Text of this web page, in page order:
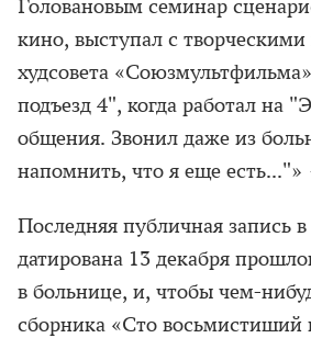
Головановым семинар
кино, выступал с
худсовета
подъезд 4", когда работал на
общения. Звонил даже из
напомнить, что я еще
Последняя публичная запись
датирована 13 декабря
в больнице, и, чтобы чем-
сборника «Сто